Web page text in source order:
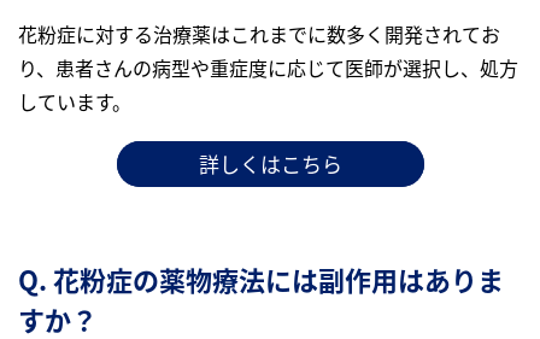
花粉症に対する治療薬はこれまでに数多く開発されてお
り、患者さんの病型や重症度に応じて医師が選択し、処方
しています。
詳しくはこちら
Q. 花粉症の薬物療法には副作用はありま
すか？